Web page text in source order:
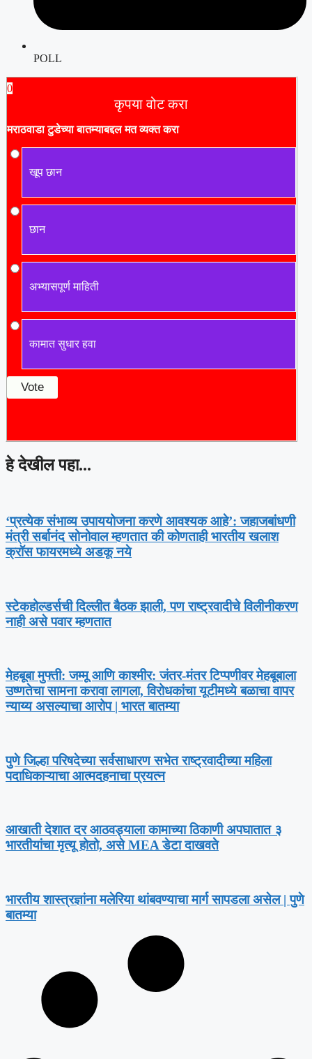
POLL
0
कृपया वोट करा
मराठवाडा टुडेच्या बातम्याबद्दल मत व्यक्त करा
खूप छान
छान
अभ्यासपूर्ण माहिती
कामात सुधार हवा
हे देखील पहा...
‘प्रत्येक संभाव्य उपाययोजना करणे आवश्यक आहे’: जहाजबांधणी
मंत्री सर्बानंद सोनोवाल म्हणतात की कोणताही भारतीय खलाश
क्रॉस फायरमध्ये अडकू नये
स्टेकहोल्डर्सची दिल्लीत बैठक झाली, पण राष्ट्रवादीचे विलीनीकरण
नाही असे पवार म्हणतात
मेहबूबा मुफ्ती: जम्मू आणि काश्मीर: जंतर-मंतर टिप्पणीवर मेहबूबाला
उष्णतेचा सामना करावा लागला, विरोधकांचा यूटीमध्ये बळाचा वापर
न्याय्य असल्याचा आरोप | भारत बातम्या
पुणे जिल्हा परिषदेच्या सर्वसाधारण सभेत राष्ट्रवादीच्या महिला
पदाधिकाऱ्याचा आत्मदहनाचा प्रयत्न
आखाती देशात दर आठवड्याला कामाच्या ठिकाणी अपघातात ३
भारतीयांचा मृत्यू होतो, असे MEA डेटा दाखवते
भारतीय शास्त्रज्ञांना मलेरिया थांबवण्याचा मार्ग सापडला असेल | पुणे
बातम्या